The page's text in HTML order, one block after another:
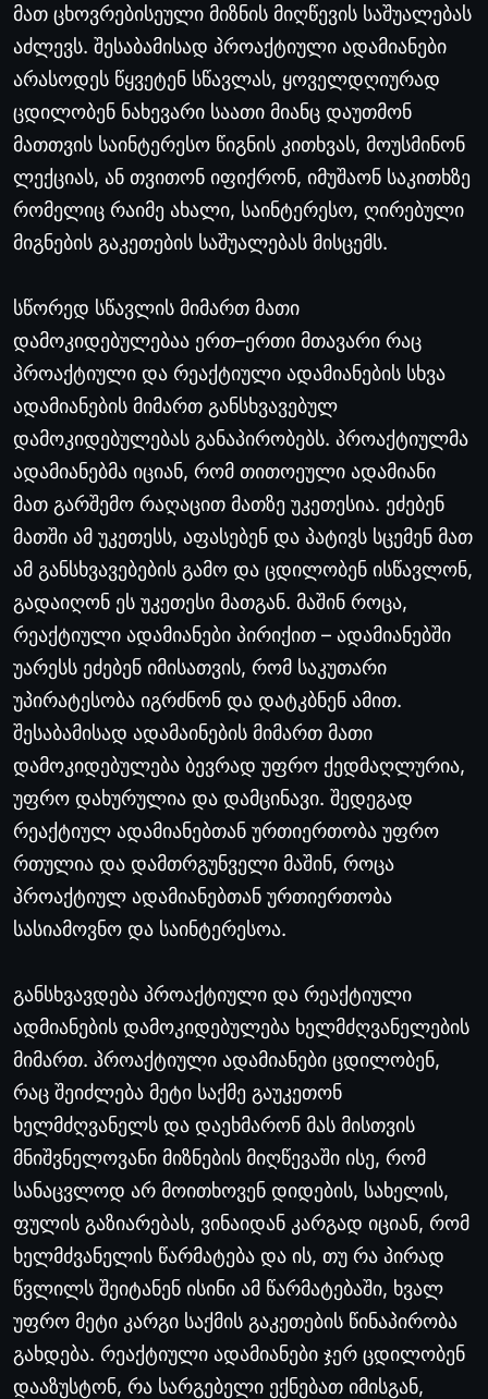
მათ ცხოვრებისეული მიზნის მიღწევის საშუალებას
აძლევს. შესაბამისად პროაქტიული ადამიანები
არასოდეს წყვეტენ სწავლას, ყოველდღიურად
ცდილობენ ნახევარი საათი მიანც დაუთმონ
მათთვის საინტერესო წიგნის კითხვას, მოუსმინონ
ლექციას, ან თვითონ იფიქრონ, იმუშაონ საკითხზე
რომელიც რაიმე ახალი, საინტერესო, ღირებული
მიგნების გაკეთების საშუალებას მისცემს.
სწორედ სწავლის მიმართ მათი
დამოკიდებულებაა ერთ–ერთი მთავარი რაც
პროაქტიული და რეაქტიული ადამიანების სხვა
ადამიანების მიმართ განსხვავებულ
დამოკიდებულებას განაპირობებს. პროაქტიულმა
ადამიანებმა იციან, რომ თითოეული ადამიანი
მათ გარშემო რაღაცით მათზე უკეთესია. ეძებენ
მათში ამ უკეთესს, აფასებენ და პატივს სცემენ მათ
ამ განსხვავებების გამო და ცდილობენ ისწავლონ,
გადაიღონ ეს უკეთესი მათგან. მაშინ როცა,
რეაქტიული ადამიანები პირიქით – ადამიანებში
უარესს ეძებენ იმისათვის, რომ საკუთარი
უპირატესობა იგრძნონ და დატკბნენ ამით.
შესაბამისად ადამაინების მიმართ მათი
დამოკიდებულება ბევრად უფრო ქედმაღლურია,
უფრო დახურულია და დამცინავი. შედეგად
რეაქტიულ ადამიანებთან ურთიერთობა უფრო
რთულია და დამთრგუნველი მაშინ, როცა
პროაქტიულ ადამიანებთან ურთიერთობა
სასიამოვნო და საინტერესოა.
განსხვავდება პროაქტიული და რეაქტიული
ადმიანების დამოკიდებულება ხელმძღვანელების
მიმართ. პროაქტიული ადამიანები ცდილობენ,
რაც შეიძლება მეტი საქმე გაუკეთონ
ხელმძღვანელს და დაეხმარონ მას მისთვის
მნიშვნელოვანი მიზნების მიღწევაში ისე, რომ
სანაცვლოდ არ მოითხოვენ დიდების, სახელის,
ფულის გაზიარებას, ვინაიდან კარგად იციან, რომ
ხელმძვანელის წარმატება და ის, თუ რა პირად
წვლილს შეიტანენ ისინი ამ წარმატებაში, ხვალ
უფრო მეტი კარგი საქმის გაკეთების წინაპირობა
გახდება. რეაქტიული ადამიანები ჯერ ცდილობენ
დააზუსტონ, რა სარგებელი ექნებათ იმისგან,